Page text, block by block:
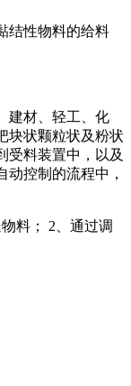
结性物料的给料
建材、轻工、化
块状颗粒状及粉状
受料装置中，以及
动控制的流程中，
料； 2、通过调